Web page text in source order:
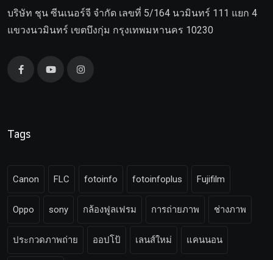
บริษัท ชุน ซีนเนอร์จี จำกัด เลขที่ 5/164 นวมินทร์ 111 แยก 4
แขวงนวมินทร์ เขตบึงกุ่ม กรุงเทพมหานคร 10230
Tags
Canon FLC fotoinfo fotoinfoplus Fujifilm
Oppo sony กล้องฟูลเฟรม การถ่ายภาพ ช่างภาพ
ประกวดภาพถ่าย ออปโป้ เลนส์ใหม่ แคนนอน